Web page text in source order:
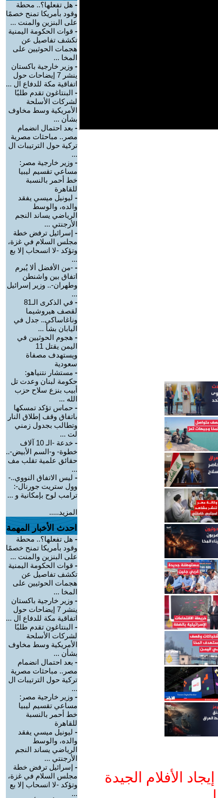
الأفلام الجيدة
- هل تفعلها؟.. محطة
وقود بأمريكا تمنح خصمًا
على البنزين والمنت ...
- قوات الحكومة اليمنية
تكشف تفاصيل عن
هجمات الحوثيين على
المخا ...
- وزير خارجية باكستان
ينشر 7 إيضاحات حول
اتفاقية مكة للدفاع ال ...
- البنتاغون تقدم طلبًا
لشركات الأسلحة
الأمريكية وسط مخاوف
بشأن ...
- بعد احتمال انضمام
مصر.. مباحثات مصرية
تركية حول الترتيبات ال
...
- وزير خارجية مصر:
مساعي تقسيم ليبيا
خط أحمر بالنسبة
للقاهرة
- ليونيل ميسي يفقد
والده، والوسط
الرياضي يساند النجم
الأرجنتي ...
- إسرائيل ترفض خطة
مجلس السلام في غزة،
وتؤكد -لا انسحاب إلا بع
...
- -من الأفضل ألا يُبرم
اتفاق بين واشنطن
وطهران-.. وزير إسرائيل
...
-
في الذكرى الـ81
لقصف هيروشيما
وناغاساكي.. جدل في
اليابان بشأ ...
- هجوم الحوثيين في
اليمن يقتل 11
ويستهدف مصفاة
سعودية
- مستشار نتنياهو:
حكومة لبنان وعدت تل
أبيب بنزع سلاح حزب
الله ...
- حماس تؤكد تمسكها
باتفاق وقف إطلاق النار
وتطالب بجدول زمني
لت ...
-
خدعة -الـ 10 آلاف
خطوة- و-السم الأبيض-..
حقائق علمية تقلب مف
...
- ليس الاتفاق النووي..-
وول ستريت جورنال-:
ترامب لوح بإمكانية و ...
المزيد.....
احدث الأخبار المهمة
- هل تفعلها؟.. محطة
وقود بأمريكا تمنح خصمًا
على البنزين والمنت ...
- قوات الحكومة اليمنية
تكشف تفاصيل عن
هجمات الحوثيين على
المخا ...
- وزير خارجية باكستان
ينشر 7 إيضاحات حول
اتفاقية مكة للدفاع ال ...
- البنتاغون تقدم طلبًا
لشركات الأسلحة
الأمريكية وسط مخاوف
بشأن ...
- بعد احتمال انضمام
مصر.. مباحثات مصرية
تركية حول الترتيبات ال
...
- وزير خارجية مصر:
مساعي تقسيم ليبيا
خط أحمر بالنسبة
للقاهرة
- ليونيل ميسي يفقد
والده، والوسط
الرياضي يساند النجم
الأرجنتي ...
- إسرائيل ترفض خطة
مجلس السلام في غزة،
وتؤكد -لا انسحاب إلا بع
...